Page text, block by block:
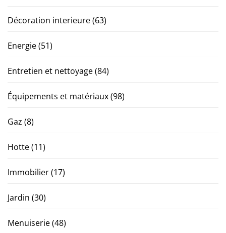
Décoration interieure(63)
Energie(51)
Entretien et nettoyage(84)
Équipements et matériaux(98)
Gaz (8)
Hotte(11)
Immobilier(17)
Jardin (30)
Menuiserie(48)